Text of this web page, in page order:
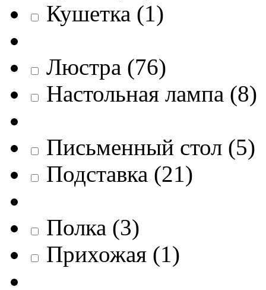
Кушетка (1)
Люстра (76)
Настольная лампа (8)
Письменный стол (5)
Подставка (21)
Полка (3)
Прихожая (1)